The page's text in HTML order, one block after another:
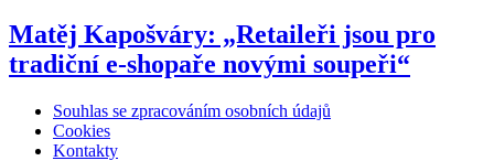
Matěj Kapošváry: „Retaileři jsou pro
tradiční e-shopaře novými soupeři“
Souhlas se zpracováním osobních údajů
Cookies
Kontakty